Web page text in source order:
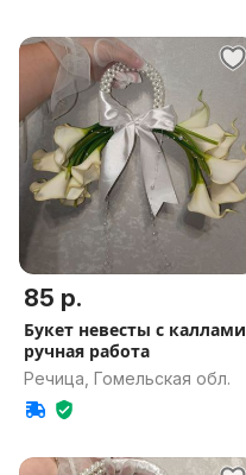
85 р.
Букет невесты с каллами
ручная работа
Речица, Гомельская обл.